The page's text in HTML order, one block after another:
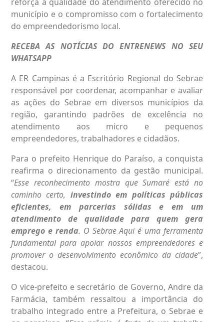
município e o compromisso com o fortalecimento
do empreendedorismo local.
RECEBA AS NOTÍCIAS DO ENTRENEWS NO SEU
WHATSAPP
A ER Campinas é a Escritório Regional do Sebrae
responsável por coordenar, acompanhar e avaliar
as ações do Sebrae em diversos municípios da
região, garantindo padrões de excelência no
atendimento aos micro e pequenos
empreendedores, trabalhadores e cidadãos.
Para o prefeito Henrique do Paraíso, a conquista
reafirma o direcionamento da gestão municipal.
“Esse reconhecimento mostra que Sumaré está no
caminho certo, investindo em políticas públicas
eficientes, em parcerias sólidas e em um
atendimento de qualidade para quem gera
emprego e renda. O Sebrae Aqui é uma ferramenta
fundamental para apoiar nossos empreendedores e
promover o desenvolvimento econômico da cidade”,
destacou.
O vice-prefeito e secretário de Governo, Andre da
Farmácia, também ressaltou a importância do
trabalho integrado entre a Prefeitura, o Sebrae e